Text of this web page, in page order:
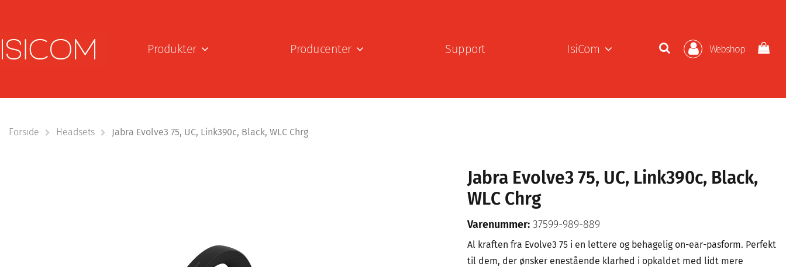
Produkter Producenter Support IsiCom Webshop
Forside Headsets Jabra Evolve3 75, UC, Link390c, Black, WLC Chrg
Jabra Evolve3 75, UC, Link390c, Black,
WLC Chrg
Varenummer: 37599-989-889
Al kraften fra Evolve3 75 i en lettere og behagelig on-ear-pasform. Perfekt
til dem, der ønsker enestående klarhed i opkaldet med lidt mere